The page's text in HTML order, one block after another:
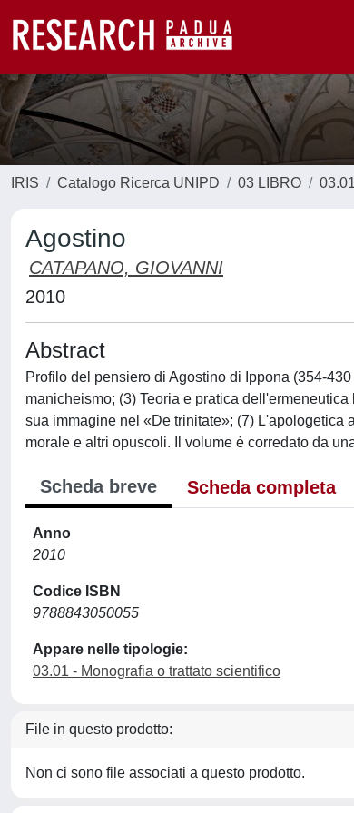
IRIS Catalogo Ricerca UNIPD 03 LIBRO
Agostino
CATAPANO, GIOVANNI
2010
Abstract
Profilo del pensiero di Agostino di Ippona (354-
manicheismo; (3) Teoria e pratica
sua immagine nel «De trinitate»; (7) L'apologetica
morale e altri opuscoli. Il volume è corredato da
Scheda breve Scheda completa
Anno
2010
Codice ISBN
9788843050055
Appare nelle tipologie:
03.01 - Monografia o trattato scientifico
File in questo prodotto:
Non ci sono file associati a questo prodotto.